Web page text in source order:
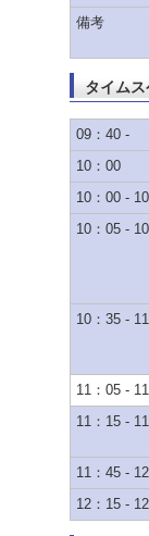
備考
タイム
09：40 -
10：00
10：00 -
10：05 -
10：35 -
11：05 -
11：15 -
11：45 -
12：15 -